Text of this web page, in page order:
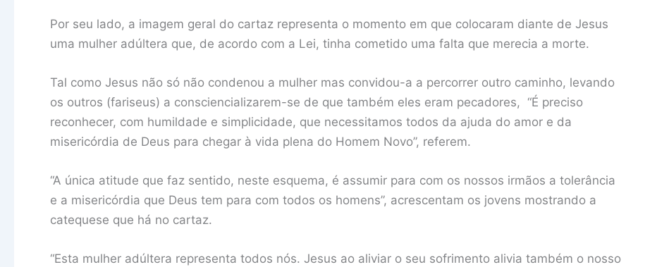
Por seu lado, a imagem geral do cartaz representa o momento em que colocaram diante de Jesus
uma mulher adúltera que, de acordo com a Lei, tinha cometido uma falta que merecia a morte.
Tal como Jesus não só não condenou a mulher mas convidou-a a percorrer outro caminho, levando
os outros (fariseus) a consciencializarem-se de que também eles eram pecadores, “É preciso
reconhecer, com humildade e simplicidade, que necessitamos todos da ajuda do amor e da
misericórdia de Deus para chegar à vida plena do Homem Novo”, referem.
“A única atitude que faz sentido, neste esquema, é assumir para com os nossos irmãos a tolerância
e a misericórdia que Deus tem para com todos os homens”, acrescentam os jovens mostrando a
catequese que há no cartaz.
“Esta mulher adúltera representa todos nós. Jesus ao aliviar o seu sofrimento alivia também o nosso